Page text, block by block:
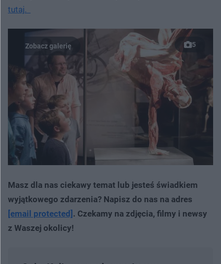
tutaj.
5
Masz dla nas ciekawy temat lub jesteś świadkiem
wyjątkowego zdarzenia? Napisz do nas na adres
[email protected] . Czekamy na zdjęcia, filmy i newsy
z Waszej okolicy!